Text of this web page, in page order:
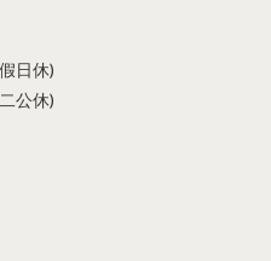
日休)
公休)